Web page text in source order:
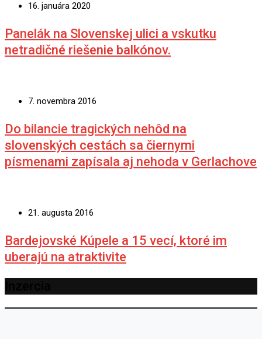
16. januára 2020
Panelák na Slovenskej ulici a vskutku
netradičné riešenie balkónov.
7. novembra 2016
Do bilancie tragických nehôd na
slovenských cestách sa čiernymi
písmenami zapísala aj nehoda v Gerlachove
21. augusta 2016
Bardejovské Kúpele a 15 vecí, ktoré im
uberajú na atraktivite